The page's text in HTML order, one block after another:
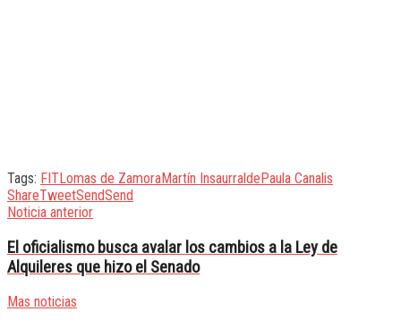
Tags: FITLomas de ZamoraMartín InsaurraldePaula Canalis
ShareTweetSendSend
Noticia anterior
El oficialismo busca avalar los cambios a la Ley de
Alquileres que hizo el Senado
Mas noticias